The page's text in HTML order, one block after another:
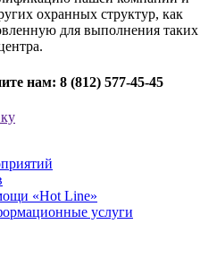
охранных структур, как
для выполнения таких
нам: 8 (812) 577-45-45
«Hot Line»
услуги